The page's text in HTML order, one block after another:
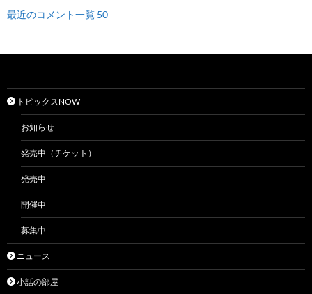
最近のコメント一覧 50
トピックスNOW
お知らせ
発売中（チケット）
発売中
開催中
募集中
ニュース
小話の部屋